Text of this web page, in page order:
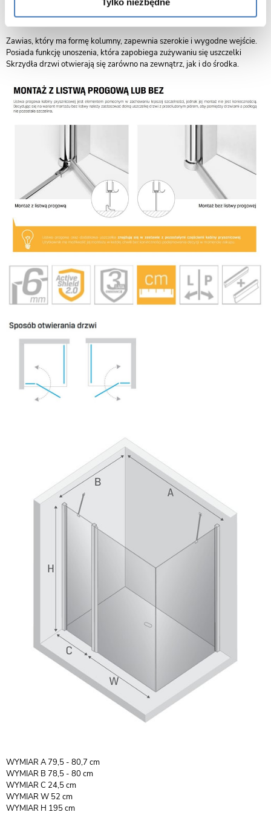
Zawiasy kolumnowe
Zawias, który ma formę kolumny, zapewnia szerokie i wygodne wejście.
Posiada funkcję unoszenia, która zapobiega zużywaniu się uszczelki
Skrzydła drzwi otwierają się zarówno na zewnątrz, jak i do środka.
WYMIAR A 79,5 - 80,7 cm
WYMIAR B 78,5 - 80 cm
WYMIAR C 24,5 cm
WYMIAR W 52 cm
WYMIAR H 195 cm